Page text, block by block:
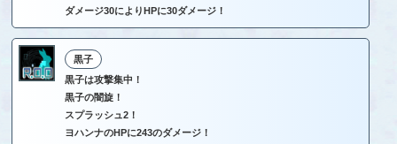
ダメージ30によりHPに30ダメージ！
黒子
黒子は攻撃集中！
黒子の闇旋！
スプラッシュ2！
ヨハンナのHPに243のダメージ！